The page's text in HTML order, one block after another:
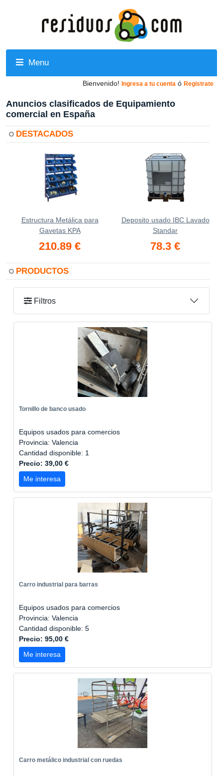
Menu
Bienvenido! Ingresa a tu cuenta ó Registrate
Anuncios clasificados de Equipamiento
comercial en España
DESTACADOS
Estructura Metálica para
Gavetas KPA
210.89 €
Deposito usado IBC Lavado
Standar
78.3 €
PRODUCTOS
Filtros
Tornillo de banco usado
Equipos usados para comercios
Provincia: Valencia
Cantidad disponible: 1
Precio: 39,00 €
Me interesa
Carro industrial para barras
Equipos usados para comercios
Provincia: Valencia
Cantidad disponible: 5
Precio: 95,00 €
Me interesa
Carro metálico industrial con ruedas